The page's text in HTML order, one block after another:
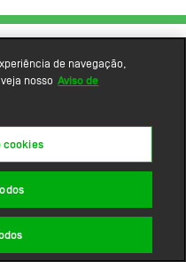
de navegação,
nosso Aviso de
cookies